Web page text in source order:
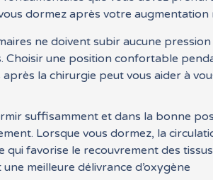
dormez après votre augmentation
ne doivent subir aucune pression
Choisir une position confortable
après la chirurgie peut vous aider à
suffisamment et dans la bonne
Lorsque vous dormez, la
qui favorise le recouvrement des
meilleure délivrance d’oxygène